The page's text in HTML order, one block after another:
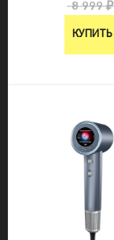
8 999 ₽
КУПИТЬ